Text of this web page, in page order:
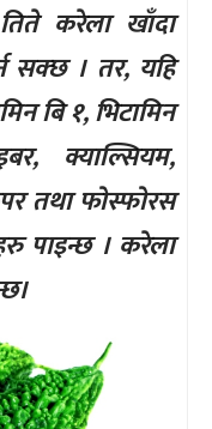
करेला खाँदा
सक्छ । तर, यहि
बि १, भिटामिन
क्याल्सियम,
तथा फोस्फोरस
पाइन्छ । करेला